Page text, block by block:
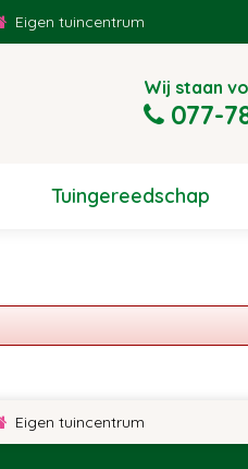
Eigen tuincentrum
Wij staan
077-
Tuingereedschap
Eigen tuincentrum